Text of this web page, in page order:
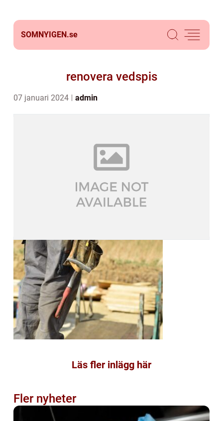
SOMNYIGEN.se
renovera vedspis
07 januari 2024 admin
Läs fler inlägg här
Fler nyheter